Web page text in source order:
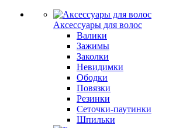
Аксессуары для волос
Валики
Зажимы
Заколки
Невидимки
Ободки
Повязки
Резинки
Сеточки-паутинки
Шпильки